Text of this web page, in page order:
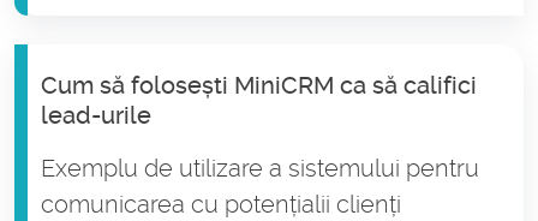
Cum să folosești MiniCRM ca să califici
lead-urile
Exemplu de utilizare a sistemului pentru
comunicarea cu potențialii clienți